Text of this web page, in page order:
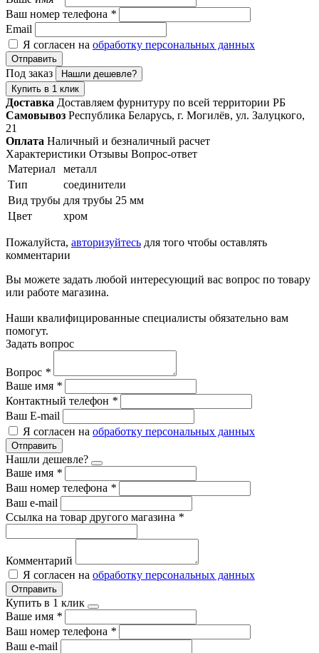
Ваш номер телефона *
Email
Я согласен на обработку персональных данных
Отправить
Под заказ
Нашли дешевле?
Купить в 1 клик
Доставка Доставляем фурнитуру по всей территории РБ
Самовывоз Республика Беларусь, г. Могилёв, ул. Залуцкого,
21
Оплата Наличный и безналичный расчет
Характеристики Отзывы Вопрос-ответ
Материал
металл
Тип
соединители
Вид трубы для трубы 25 мм
Цвет
хром
Пожалуйста, авторизуйтесь для того чтобы оставлять
комментарии
Вы можете задать любой интересующий вас вопрос по товару
или работе магазина.
Наши квалифицированные специалисты обязательно вам
помогут.
Задать вопрос
Вопрос *
Ваше имя *
Контактный телефон *
Ваш E-mail
Я согласен на обработку персональных данных
Отправить
Нашли дешевле?
Ваше имя *
Ваш номер телефона *
Ваш e-mail
Ссылка на товар другого магазина *
Комментарий
Я согласен на обработку персональных данных
Отправить
Купить в 1 клик
Ваше имя *
Ваш номер телефона *
Ваш e-mail